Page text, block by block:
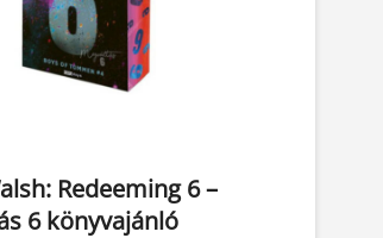
Redeeming 6 –
6 könyvajánló